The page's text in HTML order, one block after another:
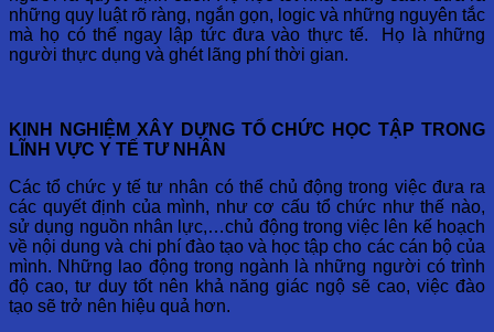
những quy luật rõ ràng, ngắn gọn, logic và những nguyên tắc
mà họ có thể ngay lập tức đưa vào thực tế. Họ là những
người thực dụng và ghét lãng phí thời gian.
KINH NGHIỆM XÂY DỰNG TỔ CHỨC HỌC TẬP TRONG
LĨNH VỰC Y TẾ TƯ NHÂN
Các tổ chức y tế tư nhân có thể chủ động trong việc đưa ra
các quyết định của mình, như cơ cấu tổ chức như thế nào,
sử dụng nguồn nhân lực,…chủ động trong việc lên kế hoạch
về nội dung và chi phí đào tạo và học tập cho các cán bộ của
mình. Những lao động trong ngành là những người có trình
độ cao, tư duy tốt nên khả năng giác ngộ sẽ cao, việc đào
tạo sẽ trở nên hiệu quả hơn.